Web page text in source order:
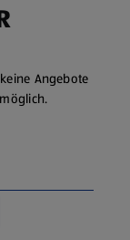
Angebote